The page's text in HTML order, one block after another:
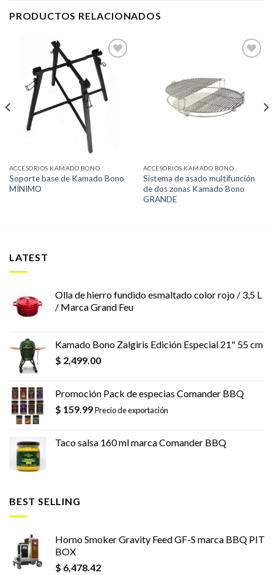
PRODUCTOS RELACIONADOS
Añadir
a la
ACCESORIOS KAMADO BONO
Soporte base de Kamado Bono
MÍNIMO
a la
lista de
deseos
ACCESORIOS KAMADO BONO
Sistema de asado multifunción
de dos zonas Kamado Bono
GRANDE
LATEST
Olla de hierro fundido esmaltado color rojo / 3,5 L
/ Marca Grand Feu
Kamado Bono Zalgiris Edición Especial 21" 55 cm
$ 2,499.00
Promoción Pack de especias Comander BBQ
$ 159.99Precio de exportación
Taco salsa 160 ml marca Comander BBQ
BEST SELLING
Horno Smoker Gravity Feed GF-S marca BBQ PIT
BOX
$ 6,478.42